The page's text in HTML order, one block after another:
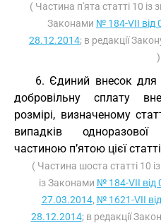
( Частина п'ята статті 10 із
Законами № 184-VII від
28.12.2014; в редакції
)
6. Єдиний внесок для
добровільну сплату
розмірі, визначеному
випадків
частиною п’ятою цієї
( Частина шоста статті 10
із Законами № 184-VII від
27.03.2014, № 1621-VII
28.12.2014; в редакції